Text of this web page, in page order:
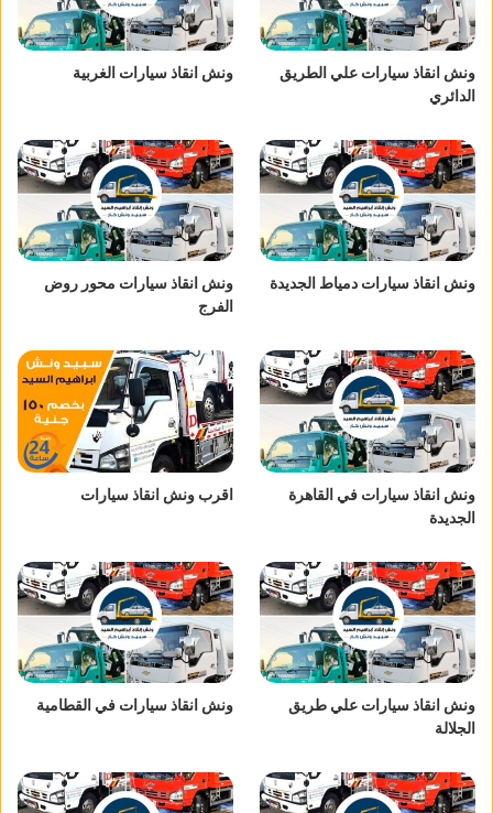
ونش انقاذ سيارات علي الطريق
الدائري
ونش انقاذ سيارات الغربية
ونش انقاذ سيارات دمياط الجديدة
ونش انقاذ سيارات محور روض
الفرج
ونش انقاذ سيارات في القاهرة
الجديدة
اقرب ونش انقاذ سيارات
ونش انقاذ سيارات علي طريق
الجلالة
ونش انقاذ سيارات في القطامية